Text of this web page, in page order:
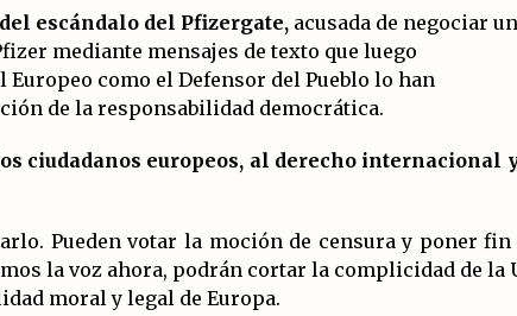
escándalo del Pfizergate, acusada de negociar un
mediante mensajes de texto que luego
como el Defensor del Pueblo lo han
de la responsabilidad democrática.
ciudadanos europeos, al derecho internacional
Pueden votar la moción de censura y poner fin
la voz ahora, podrán cortar la complicidad de la
moral y legal de Europa.